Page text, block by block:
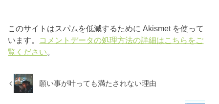
このサイトはスパムを低減するために Akismet を使って
います。 コメントデータの処理方法の詳細はこちらをご
覧ください。
願い事が叶っても満たされない理由